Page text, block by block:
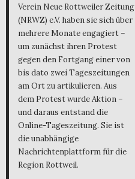
Verein Neue Rottweiler Zeitung
(NRWZ) e.V. haben sie sich über
mehrere Monate engagiert –
um zunächst ihren Protest
gegen den Fortgang einer von
bis dato zwei Tageszeitungen
am Ort zu artikulieren. Aus
dem Protest wurde Aktion –
und daraus entstand die
Online-Tageszeitung. Sie ist
die unabhängige
Nachrichtenplattform für die
Region Rottweil.